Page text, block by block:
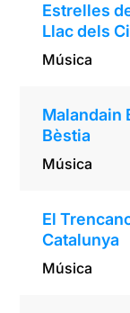
Estrelles
Llac dels
Música
Malandain
Bèstia
Música
El
Catalunya
Música